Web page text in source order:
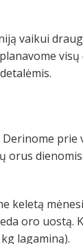
vaikui
Derinome prie
orus
keletą
oro uostą.
lagaminą).